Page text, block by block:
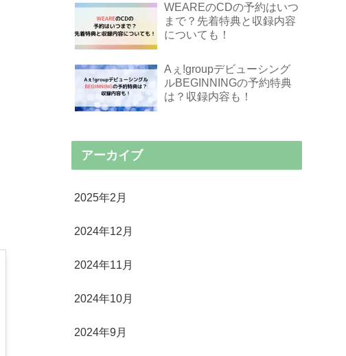
WEAREのCDの予約はいつ
まで？先着特典と収録内容
についても！
Aぇ!groupデビューシング
ルBEGINNINGの予約特典
は？収録内容も！
アーカイブ
2025年2月
2024年12月
2024年11月
2024年10月
2024年9月